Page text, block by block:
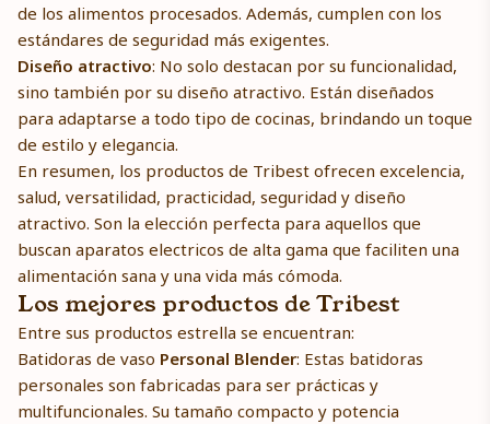
de los alimentos procesados. Además, cumplen con los
estándares de seguridad más exigentes.
Diseño atractivo: No solo destacan por su funcionalidad,
sino también por su diseño atractivo. Están diseñados
para adaptarse a todo tipo de cocinas, brindando un toque
de estilo y elegancia.
En resumen, los productos de Tribest ofrecen excelencia,
salud, versatilidad, practicidad, seguridad y diseño
atractivo. Son la elección perfecta para aquellos que
buscan aparatos electricos de alta gama que faciliten una
alimentación sana y una vida más cómoda.
Los mejores productos de Tribest
Entre sus productos estrella se encuentran:
Batidoras de vaso Personal Blender: Estas batidoras
personales son fabricadas para ser prácticas y
multifuncionales. Su tamaño compacto y potencia